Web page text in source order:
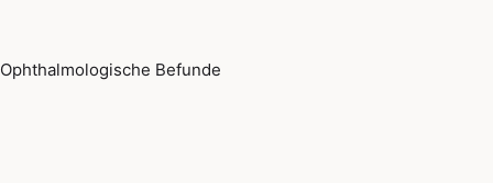
Ophthalmologische Befunde